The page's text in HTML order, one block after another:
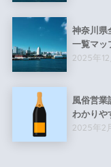
神奈川県
一覧マッ
2025年
風俗営業
わかりや
2025年2